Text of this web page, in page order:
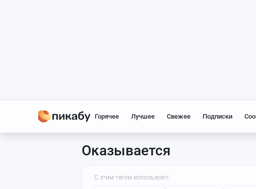
Горячее Лучшее Свежее Подписки
Оказывается
С этим тегом используют: